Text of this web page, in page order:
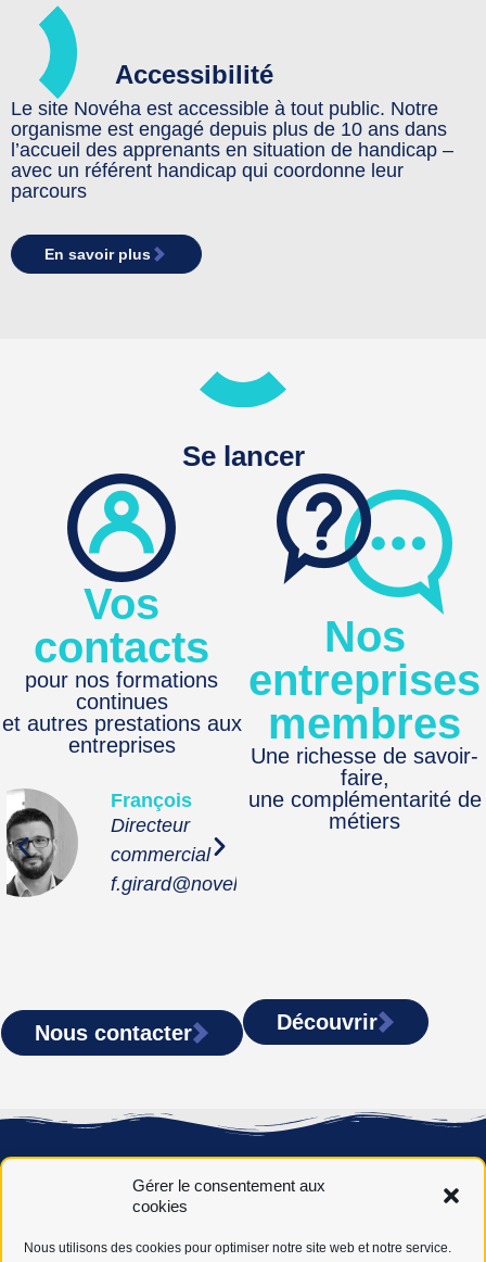
Gérer le consentement aux
cookies
Nous utilisons des cookies pour optimiser notre site web et notre service.
Accessibilité
Le site Novéha est accessible à tout public. Notre
organisme est engagé depuis plus de 10 ans dans
l’accueil des apprenants en situation de handicap –
avec un référent handicap qui coordonne leur
parcours
En savoir plus
Se lancer
Vos
contacts
pour nos formations
continues
et autres prestations aux
entreprises
Renseignements
aux entreprises
c.ropars@noveha.fr
Camille
Nous contacter
Nos
entreprises
membres
Une richesse de savoir-
faire,
une complémentarité de
métiers
Découvrir